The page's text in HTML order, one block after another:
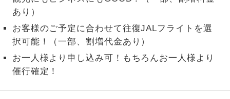
あり）
お客様のご予定に合わせて往復JALフライトを選
択可能！（一部、割増代金あり）
お一人様より申し込み可！もちろんお一人様より
催行確定！
加限定
スです。
1名様1室同代
金
1名様1室利用でも追加料金がかからない
ご夫婦限定
ご夫婦限定でご参加いただけるコースで